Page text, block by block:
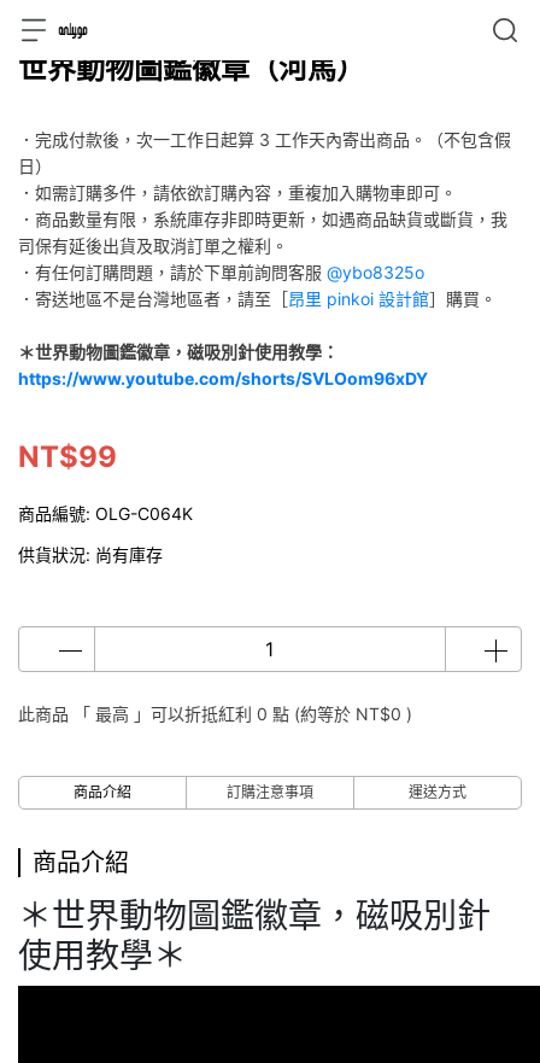
世界動物圖鑑徽章（河馬）
．完成付款後，次一工作日起算 3 工作天內寄出商品。（不包含假
日）
．如需訂購多件，請依欲訂購內容，重複加入購物車即可。
．商品數量有限，系統庫存非即時更新，如遇商品缺貨或斷貨，我
司保有延後出貨及取消訂單之權利。
．有任何訂購問題，請於下單前詢問客服 @ybo8325o
．寄送地區不是台灣地區者，請至［昂里 pinkoi 設計館］購買。
＊世界動物圖鑑徽章，磁吸別針使用教學：
https://www.youtube.com/shorts/SVLOom96xDY
NT$99
商品編號: OLG-C064K
供貨狀況: 尚有庫存
此商品 「 最高 」可以折抵紅利 0 點 (約等於 NT$0 )
商品介紹 訂購注意事項 運送方式
商品介紹
＊世界動物圖鑑徽章，磁吸別針
使用教學＊